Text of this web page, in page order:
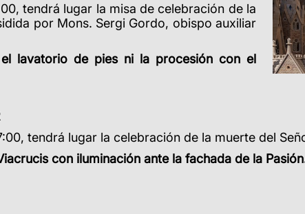
tendrá lugar la misa de celebración de la
por Mons. Sergi Gordo, obispo auxiliar
lavatorio de pies ni la procesión con el
tendrá lugar la celebración de la muerte del
con iluminación ante la fachada de la